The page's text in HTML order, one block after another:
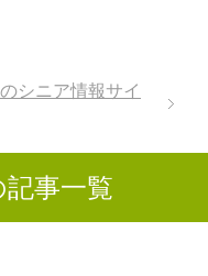
シニア情報サイ
記事一覧